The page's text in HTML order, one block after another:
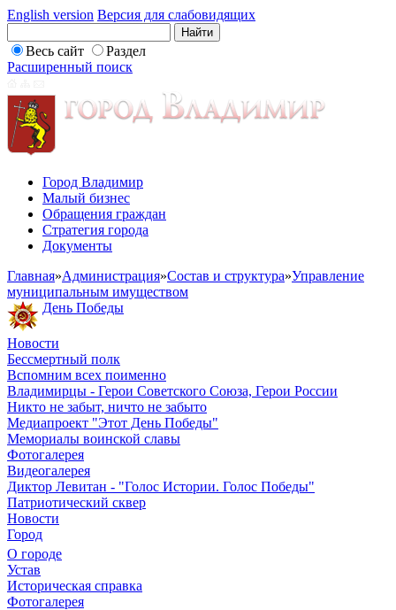
English version Версия для слабовидящих
Весь сайт
Раздел
Расширенный поиск
Город Владимир
Малый бизнес
Обращения граждан
Стратегия города
Документы
Главная»Администрация»Состав и структура»Управление
муниципальным имуществом
День Победы
Новости
Бессмертный полк
Вспомним всех поименно
Владимирцы - Герои Советского Союза, Герои России
Никто не забыт, ничто не забыто
Медиапроект "Этот День Победы"
Мемориалы воинской славы
Фотогалерея
Видеогалерея
Диктор Левитан - "Голос Истории. Голос Победы"
Патриотический сквер
Новости
Город
О городе
Устав
Историческая справка
Фотогалерея